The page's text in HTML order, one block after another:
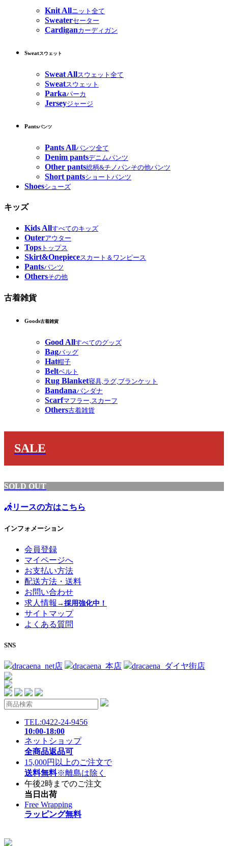
Knit Allニット全て
Sweaterセーター
Cardiganカーディガン
Sweatスウェット
Sweat Allスウェット全て
Sweatスウェット
Parkaパーカ
Jerseyジャージ
Pantsパンツ
Pants Allパンツ全て
Denim pantsデニムパンツ
Other pants総柄&チノパンその他パンツ
Short pantsショートパンツ
Shoesシューズ
キッズ
Kids Allすべてのキッズ
Outerアウター
Tops トップス
Skirt&Onepieceスカート＆ワンピース
Pantsパンツ
Othersその他
古着雑貨
Goods古着雑貨
Good Allすべてのグッズ
Bagバッグ
Hat帽子
Beltベルト
Rug Blanket寝具,ラグ,ブランケット
Bandanaバンダナ
Scarfマフラー,スカーフ
Others古着雑貨
SALE
SOLD OUT
リースの方はこちら
インフォメーション
会員登録
マイページへ
お支払い方法
配送方法・送料
お問い合わせ
求人情報 →採用強化中！
サイトマップ
よくある質問
SNS
dracaena_net店 dracaena_本店 dracaena_ダイヤ街店
TEL:0422-24-9456
10:00-18:00
ネットショップ
全商品返品可
15,000円以上のご注文で
送料無料※離島は除く
午後2時までのご注文
当日出荷
Free Wrapping
ラッピング無料